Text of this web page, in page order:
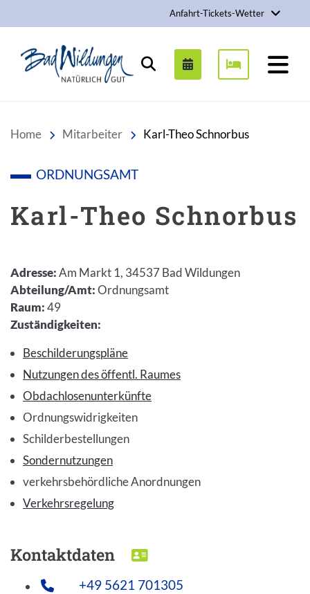
Anfahrt-Tickets-Wetter
Stadt Bad Wildungen
Suchen
Home Mitarbeiter Karl-Theo Schnorbus
Kontaktdaten DOWNLOAD VCARD
+49 5621 701305
Karl-Theo Schnorbus
ORDNUNGSAMT
Adresse:Am Markt 1, 34537 Bad Wildungen
Abteilung/Amt:Ordnungsamt
Raum:49
Zuständigkeiten:
Beschilderungspläne
Nutzungen des öffentl. Raumes
Obdachlosenunterkünfte
Ordnungswidrigkeiten
Schilderbestellungen
Sondernutzungen
verkehrsbehördliche Anordnungen
Verkehrsregelung